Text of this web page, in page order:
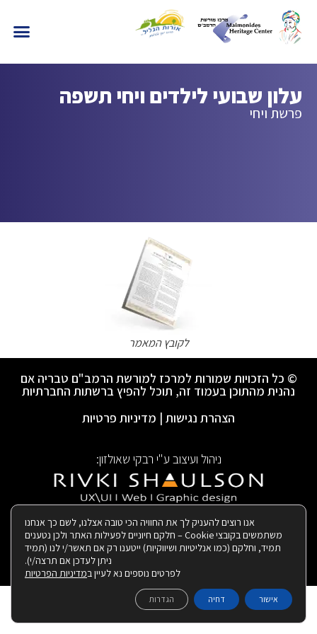
עלון שבועי לילדים ויחי תשפה
פרשת ויחי
לקובץ המאמר
© כל הזכויות שמורות למרכז למורשת הרמב"ם טבריה אם
נהנית מהתוכן בעמוד זה, תוכל להפיץ ברשתות החברתיות
הצהרת נגישות | מדיניות פרטיות
ניהול ועיצוב ע"י רבקי שאולזון:
| בנייה ותחזוקת האתר:
אנו רוצים להעניק לך את החוויה הכי טובה אצלנו, לשם כך אנחנו
משתמשים בקובצי Cookie – חלקם חיוניים לפעילות האתר ולכן נטענים
תמיד, וחלקם (כמו אנליטיות ושיווקיות) ייטענו רק אם תאשר/י לנו (תמיד
ניתן לעדכן אם תרצה/י).
לפרטים נוספים נא לעיין במדיניות הפרטיות
אישור דחיה הגדרות